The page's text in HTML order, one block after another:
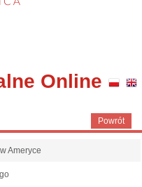
Online
Powrót
Ameryce